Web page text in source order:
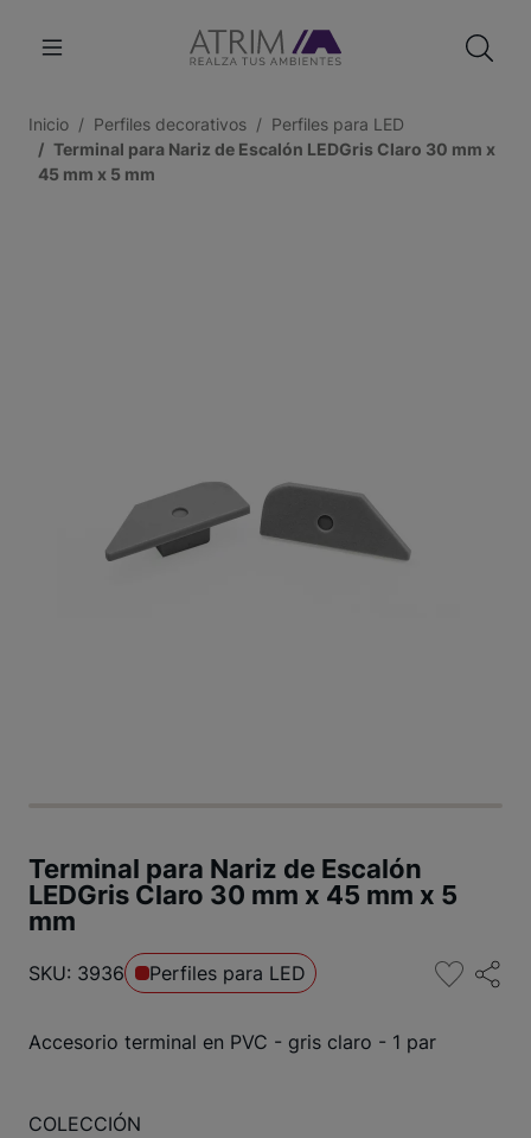
Inicio Perfiles decorativos
Perfiles para LED
Terminal para Nariz de Escalón LEDGris Claro 30 mm x
45 mm x 5 mm
Terminal para Nariz de Escalón
LEDGris Claro 30 mm x 45 mm x 5
mm
SKU: 3936 Perfiles para LED
Accesorio terminal en PVC - gris claro - 1 par
COLECCIÓN